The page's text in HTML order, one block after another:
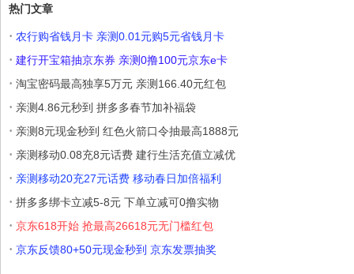
热门文章
· 农行购省钱月卡 亲测0.01元购5元省钱月卡
· 建行开宝箱抽京东券 亲测0撸100元京东e卡
· 淘宝密码最高独享5万元 亲测166.40元红包
· 亲测4.86元秒到 拼多多春节加补福袋
· 亲测8元现金秒到 红色火箭口令抽最高1888元
· 亲测移动0.08充8元话费 建行生活充值立减优
· 亲测移动20充27元话费 移动春日加倍福利
· 拼多多绑卡立减5-8元 下单立减可0撸实物
· 京东618开始 抢最高26618元无门槛红包
· 京东反馈80+50元现金秒到 京东发票抽奖